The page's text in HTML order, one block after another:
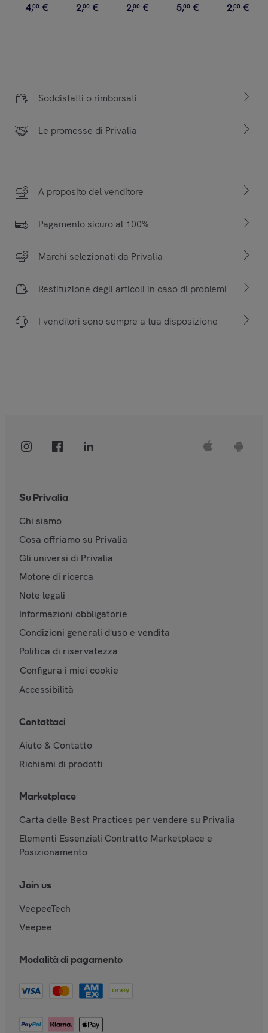
4,00 € 2,00 € 2,00 € 5,00 € 2,00 €
Soddisfatti o rimborsati
Le promesse di Privalia
A proposito del venditore
Pagamento sicuro al 100%
Marchi selezionati da Privalia
Restituzione degli articoli in caso di problemi
I venditori sono sempre a tua disposizione
Su Privalia
Chi siamo
Cosa offriamo su Privalia
Gli universi di Privalia
Motore di ricerca
Note legali
Informazioni obbligatorie
Condizioni generali d'uso e vendita
Politica di riservatezza
Configura i miei cookie
Accessibilità
Contattaci
Aiuto & Contatto
Richiami di prodotti
Marketplace
Carta delle Best Practices per vendere su Privalia
Elementi Essenziali Contratto Marketplace e
Posizionamento
Join us
VeepeeTech
Veepee
Modalità di pagamento